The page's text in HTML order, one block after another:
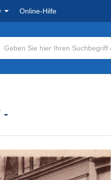
Online-Hilfe
-